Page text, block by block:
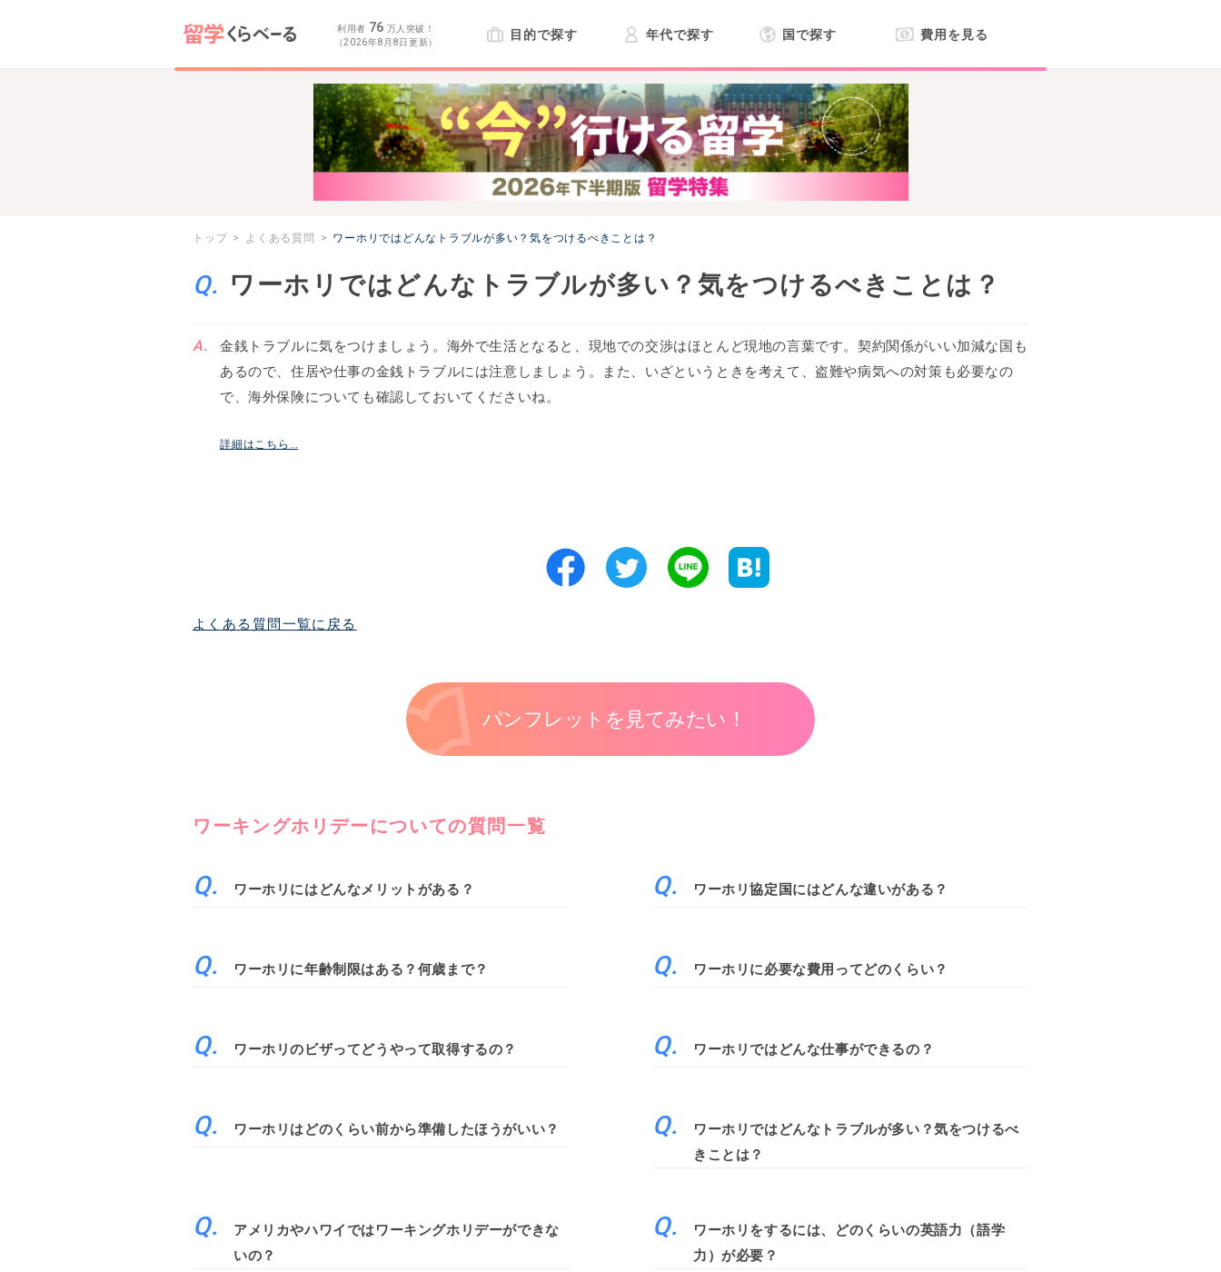
利用者 76 万人突破！
（2026年8月8日更新）
目的で探す 年代で探す 国で探す 費用を見る
トップ よくある質問 ワーホリではどんなトラブルが多い？気をつけるべきことは？
ワーホリではどんなトラブルが多い？気をつけるべきことは？
金銭トラブルに気をつけましょう。海外で生活となると、現地での交渉はほとんど現地の言葉です。契約関係がいい加減な国も
あるので、住居や仕事の金銭トラブルには注意しましょう。また、いざというときを考えて、盗難や病気への対策も必要なの
で、海外保険についても確認しておいてくださいね。
詳細はこちら…
よくある質問一覧に戻る
パンフレットを見てみたい！
ワーキングホリデーについての質問一覧
ワーホリにはどんなメリットがある？ ワーホリ協定国にはどんな違いがある？
ワーホリに年齢制限はある？何歳まで？ ワーホリに必要な費用ってどのくらい？
ワーホリのビザってどうやって取得するの？ ワーホリではどんな仕事ができるの？
ワーホリはどのくらい前から準備したほうがいい？
ワーホリではどんなトラブルが多い？気をつけるべ
きことは？
アメリカやハワイではワーキングホリデーができな
いの？
ワーホリをするには、どのくらいの英語力（語学
力）が必要？